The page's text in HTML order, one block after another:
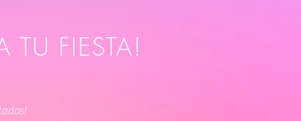
FIESTA!